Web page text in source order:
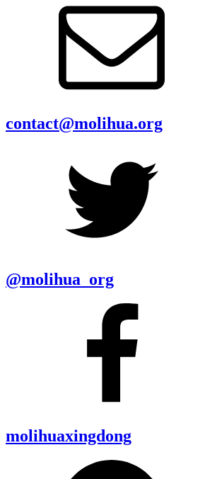
contact@molihua.org
@molihua_org
molihuaxingdong